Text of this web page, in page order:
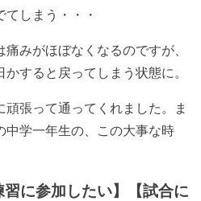
てしまう・・・
みがほぼなくなるのですが、
すると戻ってしまう状態に。
頑張って通ってくれました。ま
中学一年生の、この大事な時
習に参加したい】【試合に